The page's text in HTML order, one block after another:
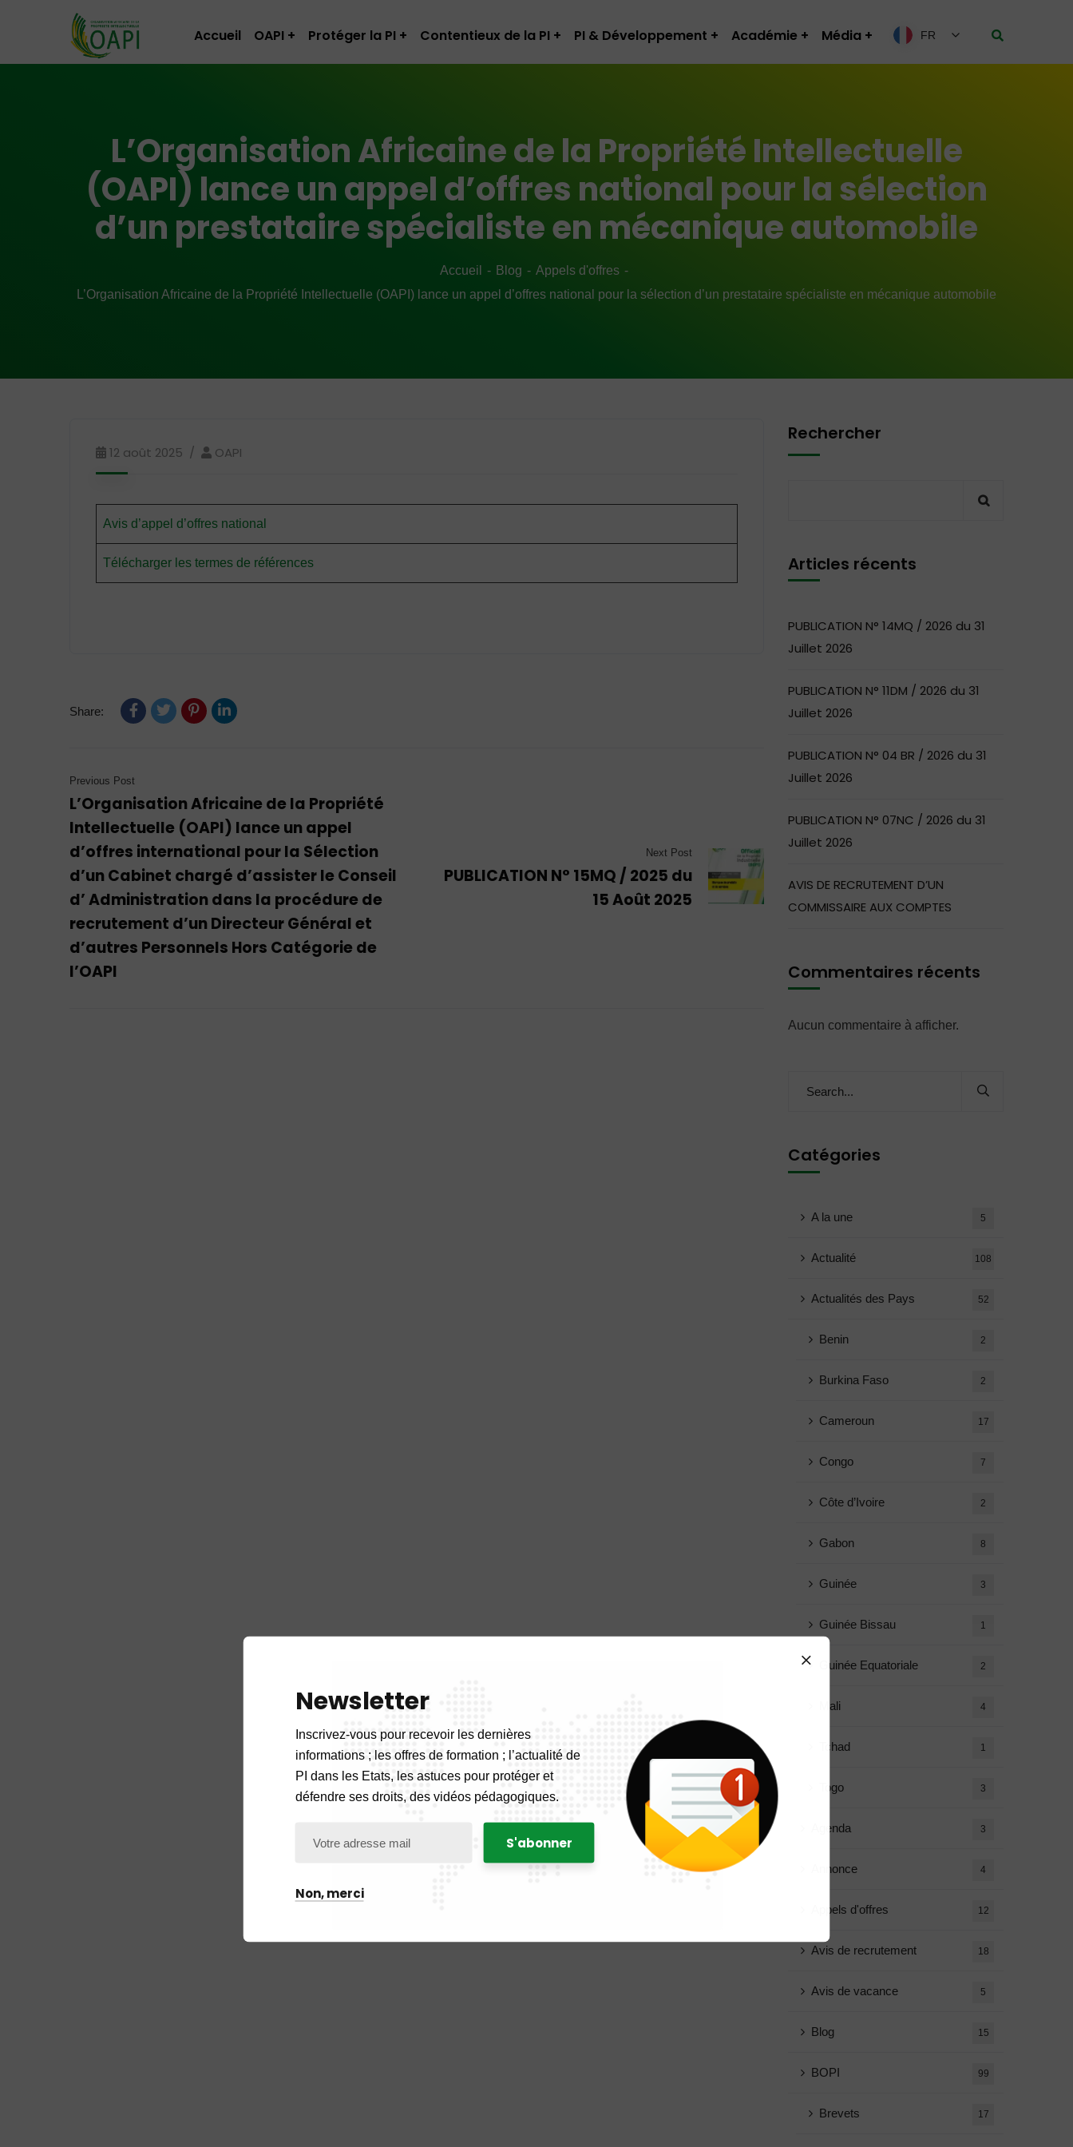
Accueil OAPI Protéger la PI Contentieux de la PI PI & Développement Académie Média FR
L’Organisation Africaine de la Propriété Intellectuelle
(OAPI) lance un appel d’offres national pour la sélection
d’un prestataire spécialiste en mécanique automobile
Accueil Blog
Appels d'offres
L’Organisation Africaine de la Propriété Intellectuelle (OAPI) lance un appel d’offres national pour la sélection d’un prestataire spécialiste en mécanique automobile
12 août 2025 OAPI
Avis d’appel d’offres national
Télécharger les termes de références
Share:
Previous Post
L’Organisation Africaine de la Propriété
Intellectuelle (OAPI) lance un appel
d’offres international pour la Sélection
d’un Cabinet chargé d’assister le Conseil
d’ Administration dans la procédure de
recrutement d’un Directeur Général et
d’autres Personnels Hors Catégorie de
l’OAPI
Next Post
PUBLICATION N° 15MQ / 2025 du
15 Août 2025
Rechercher
Articles récents
PUBLICATION N° 14MQ / 2026 du 31
Juillet 2026
PUBLICATION N° 11DM / 2026 du 31
Juillet 2026
PUBLICATION N° 04 BR / 2026 du 31
Juillet 2026
PUBLICATION N° 07NC / 2026 du 31
Juillet 2026
AVIS DE RECRUTEMENT D’UN
COMMISSAIRE AUX COMPTES
Commentaires récents
Aucun commentaire à afficher.
Catégories
A la une 5
Actualité 108
Actualités des Pays 52
Benin 2
Burkina Faso 2
Cameroun 17
Congo 7
Côte d’Ivoire 2
Gabon 8
Guinée 3
Guinée Bissau 1
Guinée Equatoriale 2
Mali 4
Tchad 1
Togo 3
Agenda 3
Annonce 4
Appels d'offres 12
Avis de recrutement 18
Avis de vacance 5
Blog 15
BOPI 99
Brevets 17
Newsletter
Inscrivez-vous pour recevoir les dernières
informations ; les offres de formation ; l’actualité de
PI dans les Etats, les astuces pour protéger et
défendre ses droits, des vidéos pédagogiques.
Non, merci